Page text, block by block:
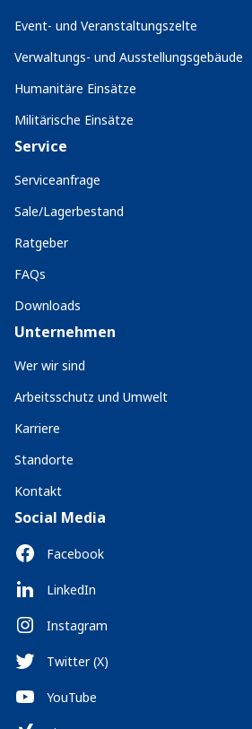
Event- und Veranstaltungszelte
Verwaltungs- und Ausstellungsgebäude
Humanitäre Einsätze
Militärische Einsätze
Service
Serviceanfrage
Sale/Lagerbestand
Ratgeber
FAQs
Downloads
Unternehmen
Wer wir sind
Arbeitsschutz und Umwelt
Karriere
Standorte
Kontakt
Social Media
Facebook
LinkedIn
Instagram
Twitter (X)
YouTube